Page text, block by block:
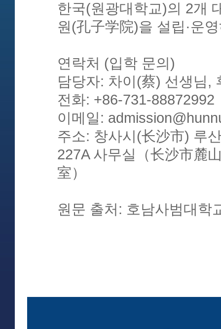
한국(원광대학교)의 2개
원(孔子学院)을 설립·운
연락처 (입학 문의)
담당자: 차이(蔡) 선생님,
전화: +86-731-88872992
이메일:
주소: 창사시(长沙市) 루
227A 사무실（长沙市麓
室）
원문 출처: 호남사범대학